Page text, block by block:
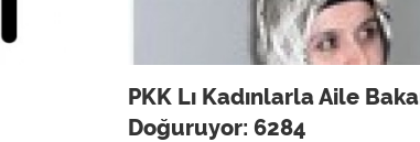
PKK Lı Kadınlarla Aile
Doğuruyor: 6284